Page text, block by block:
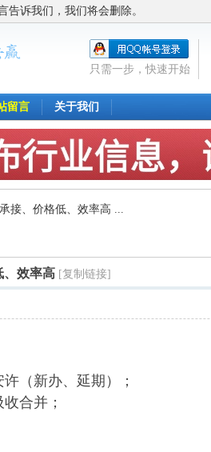
告诉我们，我们将会删除。
只需一步，快速开始
留言 关于我们
接、价格低、效率高 ...
、效率高 [复制链接]
（新办、延期）；
合并；